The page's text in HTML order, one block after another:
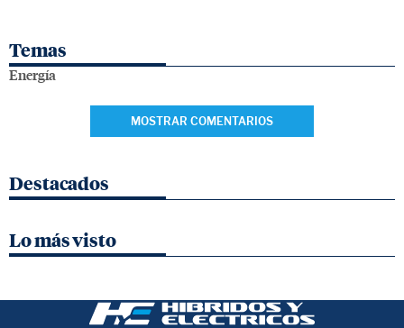
Temas
Energía
MOSTRAR COMENTARIOS
Destacados
Lo más visto